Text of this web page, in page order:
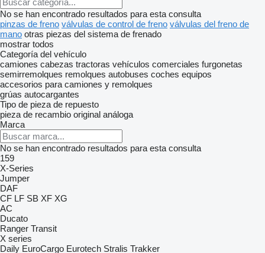
No se han encontrado resultados para esta consulta
pinzas de freno válvulas de control de freno válvulas del freno de
mano otras piezas del sistema de frenado
mostrar todos
Categoría del vehículo
camiones cabezas tractoras vehículos comerciales furgonetas
semirremolques remolques autobuses coches equipos
accesorios para camiones y remolques
grúas autocargantes
Tipo de pieza de repuesto
pieza de recambio original análoga
Marca
No se han encontrado resultados para esta consulta
159
X-Series
Jumper
DAF
CF LF SB XF XG
AC
Ducato
Ranger Transit
X series
Daily EuroCargo Eurotech Stralis Trakker